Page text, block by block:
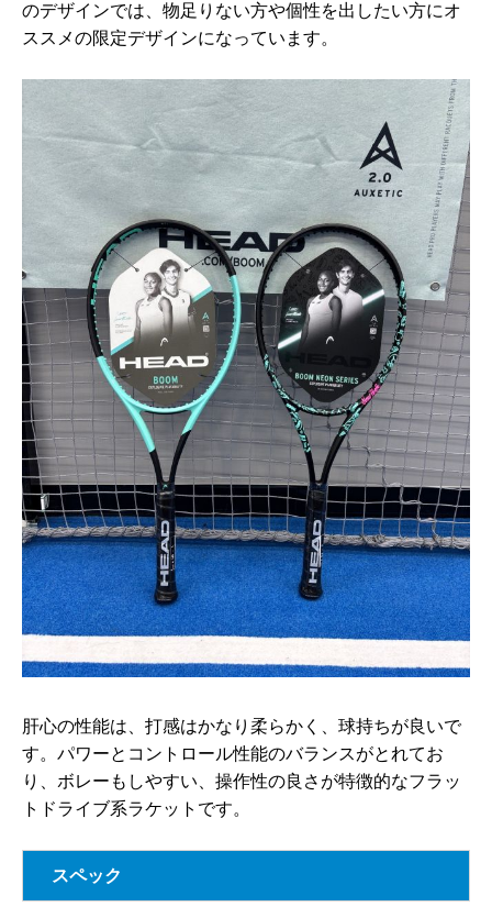
のデザインでは、物足りない方や個性を出したい方にオ
ススメの限定デザインになっています。
肝心の性能は、打感はかなり柔らかく、球持ちが良いで
す。パワーとコントロール性能のバランスがとれてお
り、ボレーもしやすい、操作性の良さが特徴的なフラッ
トドライブ系ラケットです。
スペック